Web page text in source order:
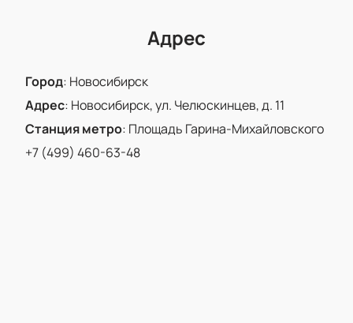
Адрес
Город: Новосибирск
Адрес: Новосибирск, ул. Челюскинцев, д. 11
Станция метро: Площадь Гарина-Михайловского
+7 (499) 460-63-48